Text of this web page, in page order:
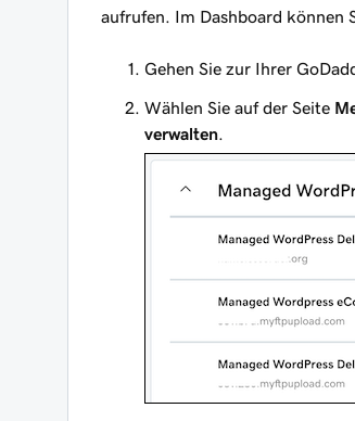
aufrufen. Im Dashboard können
Gehen Sie zur Ihrer
Wählen Sie auf der Seite
verwalten